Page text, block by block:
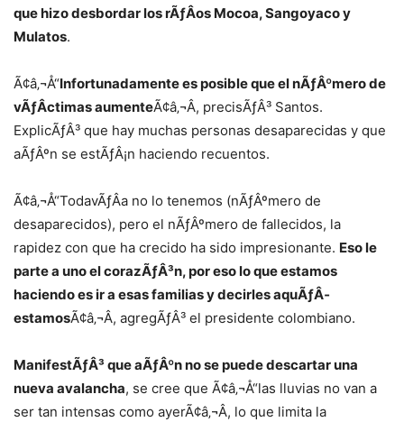
que hizo desbordar los rÃƒÂ­os Mocoa, Sangoyaco y
Mulatos.
Ã¢â‚¬Å“Infortunadamente es posible que el nÃƒÂºmero de
vÃƒÂ­ctimas aumenteÃ¢â‚¬Â, precisÃƒÂ³ Santos.
ExplicÃƒÂ³ que hay muchas personas desaparecidas y que
aÃƒÂºn se estÃƒÂ¡n haciendo recuentos.
Ã¢â‚¬Å“TodavÃƒÂ­a no lo tenemos (nÃƒÂºmero de
desaparecidos), pero el nÃƒÂºmero de fallecidos, la
rapidez con que ha crecido ha sido impresionante. Eso le
parte a uno el corazÃƒÂ³n, por eso lo que estamos
haciendo es ir a esas familias y decirles aquÃƒÂ­
estamosÃ¢â‚¬Â, agregÃƒÂ³ el presidente colombiano.
ManifestÃƒÂ³ que aÃƒÂºn no se puede descartar una
nueva avalancha, se cree que Ã¢â‚¬Å“las lluvias no van a
ser tan intensas como ayerÃ¢â‚¬Â, lo que limita la